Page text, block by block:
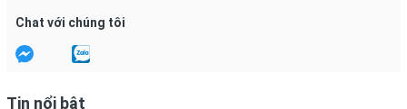
Chat với chúng tôi
Tin nổi bật